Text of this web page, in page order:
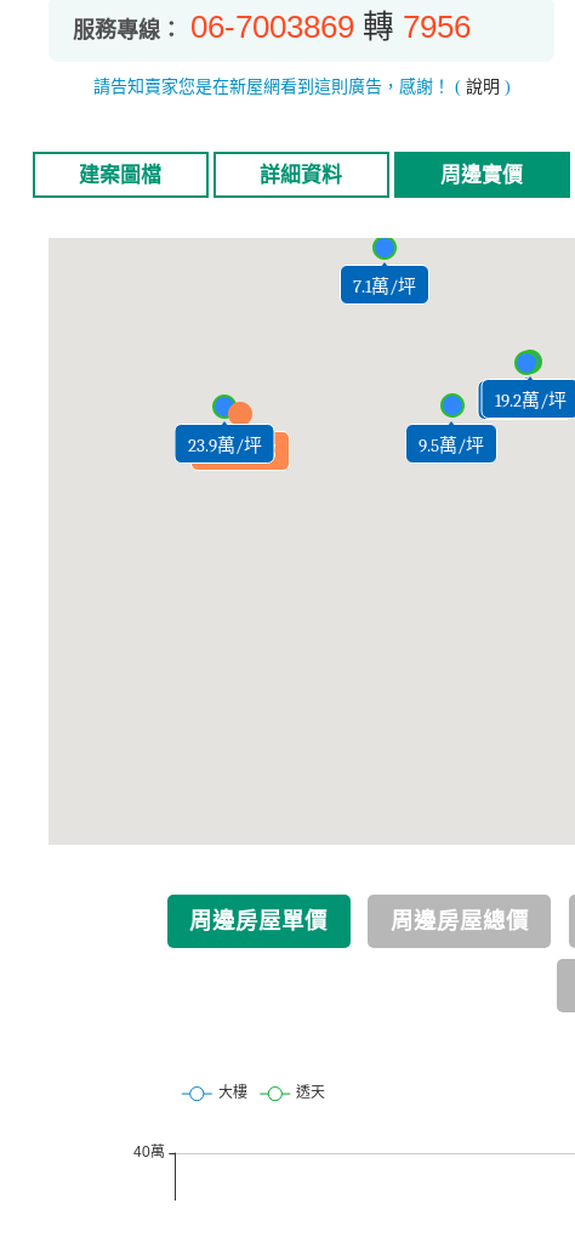
服務專線： 06-7003869 轉 7956
請告知賣家您是在新屋網看到這則廣告，感謝！ ( 說明 )
建案圖檔 詳細資料 周邊實價
19.6萬/坪
9.5萬/坪
19.2萬/坪
御景玉邸
23.9萬/坪
7.1萬/坪
周邊房屋單價 周邊房屋總價